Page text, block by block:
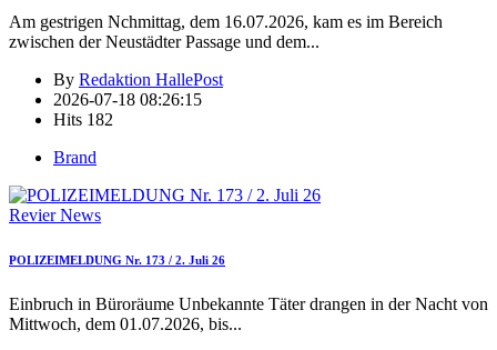
Am gestrigen Nchmittag, dem 16.07.2026, kam es im Bereich
zwischen der Neustädter Passage und dem...
By Redaktion HallePost
2026-07-18 08:26:15
Hits 182
Brand
Revier News
POLIZEIMELDUNG Nr. 173 / 2. Juli 26
Einbruch in Büroräume Unbekannte Täter drangen in der Nacht von
Mittwoch, dem 01.07.2026, bis...